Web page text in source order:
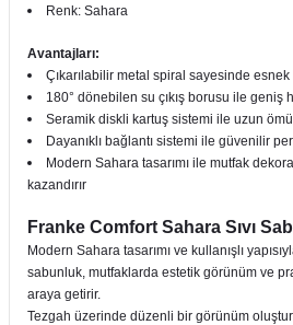
Renk: Sahara
Avantajları:
Çıkarılabilir metal spiral sayesinde esnek
180° dönebilen su çıkış borusu ile geniş
Seramik diskli kartuş sistemi ile uzun
Dayanıklı bağlantı sistemi ile güvenilir
Modern Sahara tasarımı ile mutfak
kazandırır
Franke Comfort Sahara Sıvı
Modern Sahara tasarımı ve kullanışlı
sabunluk, mutfaklarda estetik görünüm ve
araya getirir.
Tezgah üzerinde düzenli bir görünüm